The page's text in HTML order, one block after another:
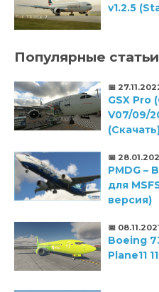
v1.2.5
Популярные статьи
📅
GSX Pro
V07/09/
📅
PMDG –
для
версия)
📅
Boeing
Plane11